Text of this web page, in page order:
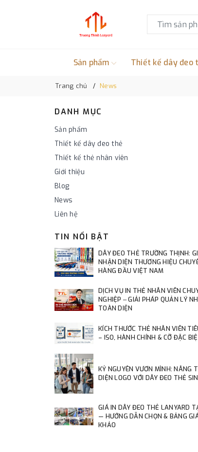
Sản phẩm Thiết kế dây đeo
Trang chủ News
DANH MỤC
Sản phẩm
Thiết kế dây đeo thẻ
Thiết kế thẻ nhân viên
Giới thiệu
Blog
News
Liên hệ
TIN NỔI BẬT
DÂY ĐEO THẺ TRƯỜNG THỊNH:
NHẬN DIỆN THƯƠNG HIỆU
HÀNG ĐẦU VIỆT NAM
DỊCH VỤ IN THẺ NHÂN VIÊN
NGHIỆP ‒ GIẢI PHÁP QUẢN LÝ
TOÀN DIỆN
KÍCH THƯỚC THẺ NHÂN VIÊN
– ISO, HÀNH CHÍNH & CỠ ĐẶC
KỶ NGUYÊN VƯƠN MÌNH: NÂNG
DIỆN LOGO VỚI DÂY ĐEO THẺ
GIÁ IN DÂY ĐEO THẺ LANYARD
— HƯỚNG DẪN CHỌN & BẢNG
KHẢO